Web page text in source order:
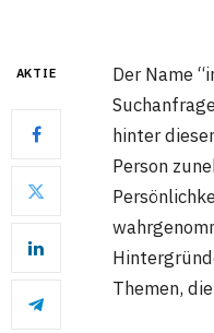
AKTIE
Der Name
hinter
Person
Themen,